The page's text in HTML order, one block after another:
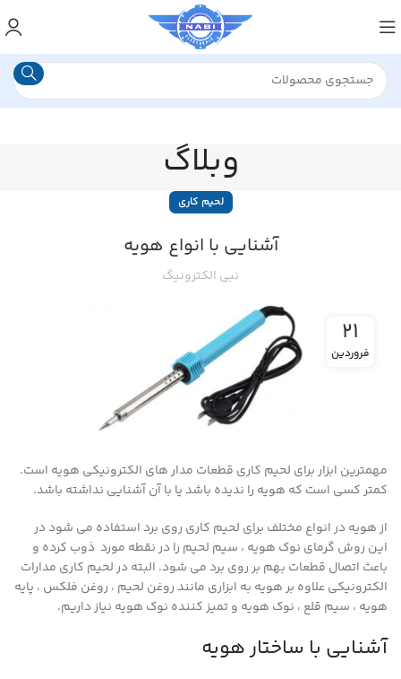
وبلاگ
لحیم کاری
آشنایی با انواع هویه
نبی الکترونیگ
۲۱
فروردین
مهمترین ابزار برای لحیم کاری قطعات مدار های الکترونیکی هویه است.
کمتر کسی است که هویه را ندیده باشد یا با آن آشنایی نداشته باشد.
از هویه در انواع مختلف برای لحیم کاری روی برد استفاده می شود در
این روش گرمای نوک هویه ، سیم لحیم را در نقطه مورد ذوب کرده و
باعث اتصال قطعات بهم بر روی برد می شود. البته در لحیم کاری مدارات
الکترونیکی علاوه بر هویه به ابزاری مانند روغن لحیم ، روغن فلکس ، پایه
هویه ، سیم قلع ، نوک هویه و تمیز کننده نوک هویه نیاز داریم.
آشنایی با ساختار هویه